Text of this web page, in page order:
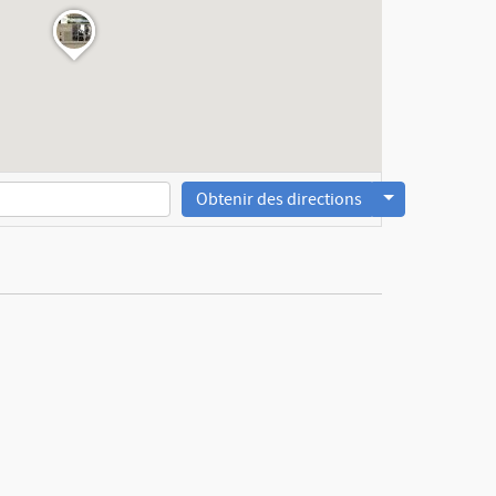
Obtenir des directions